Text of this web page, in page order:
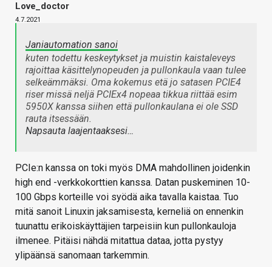
Love_doctor
4.7.2021
Janiautomation sanoi
kuten todettu keskeytykset ja muistin kaistaleveys
rajoittaa käsittelynopeuden ja pullonkaula vaan tulee
selkeämmäksi. Oma kokemus etä jo satasen PCIE4
riser missä neljä PCIEx4 nopeaa tikkua riittää esim
5950X kanssa siihen että pullonkaulana ei ole SSD
rauta itsessään.
Napsauta laajentaaksesi…
PCIe:n kanssa on toki myös DMA mahdollinen joidenkin
high end -verkkokorttien kanssa. Datan puskeminen 10-
100 Gbps korteille voi syödä aika tavalla kaistaa. Tuo
mitä sanoit Linuxin jaksamisesta, kerneliä on ennenkin
tuunattu erikoiskäyttäjien tarpeisiin kun pullonkauloja
ilmenee. Pitäisi nähdä mitattua dataa, jotta pystyy
ylipäänsä sanomaan tarkemmin.